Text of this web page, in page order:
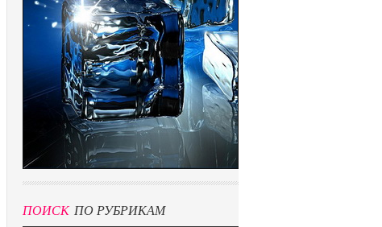
ПОИСК ПО РУБРИКАМ